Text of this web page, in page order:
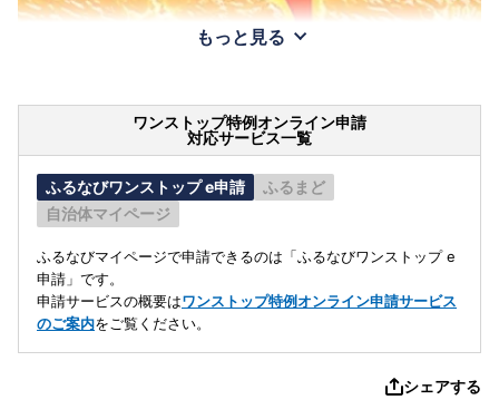
もっと見る
ワンストップ特例オンライン申請
対応サービス一覧
ふるなびワンストップ e申請
ふるまど
自治体マイページ
ふるなびマイページで申請できるのは「ふるなびワンストップ e
申請」です。
申請サービスの概要はワンストップ特例オンライン申請サービス
のご案内をご覧ください。
シェアする